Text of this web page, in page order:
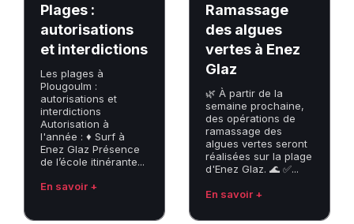
Plages :
autorisations
et interdictions
Les plages à
Plougoulm :
autorisations et
interdictions
Autorisation à
l'année : ♦ Surf à
Enez Glaz Présence
de l’école itinérante...
En savoir +
Enez
Glaz
Ramassage
des algues
vertes à Enez
Glaz
🌿 À partir de la
semaine prochaine,
des opérations de
ramassage des
algues vertes seront
réalisées sur la plage
d'Enez Glaz. 🌊 ✅...
En savoir +